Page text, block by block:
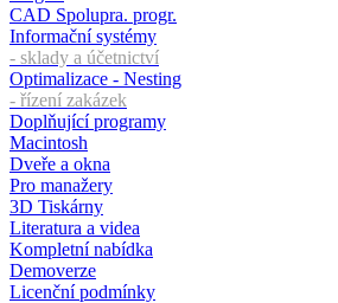
CAD Spolupra. progr.
Informační systémy
- sklady a účetnictví
Optimalizace - Nesting
- řízení zakázek
Doplňující programy
Macintosh
Dveře a okna
Pro manažery
3D Tiskárny
Literatura a videa
Kompletní nabídka
Demoverze
Licenční podmínky